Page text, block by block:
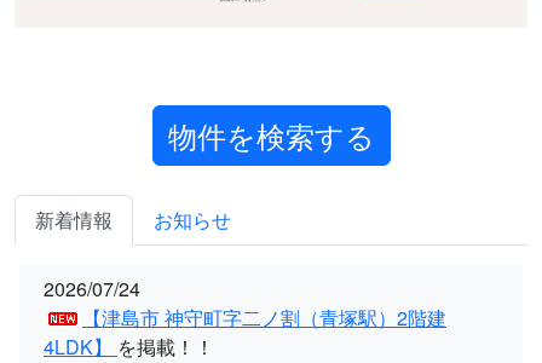
新着情報 お知らせ
2026/07/24
【津島市 神守町字二ノ割（青塚駅）2階建
4LDK】 を掲載！！